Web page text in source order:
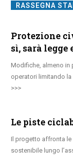
RASSEGNA
Protezione
sì, sarà legge
Modifiche, almeno in
operatori limitando
Le piste
Il progetto affronta
sostenibile lungo